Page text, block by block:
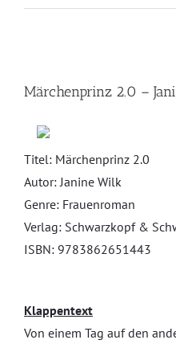
grösseres
Märchenprinz 2.0 –
Titel: Märchenprinz 2.0
Autor: Janine Wilk
Genre: Frauenroman
Verlag: Schwarzkopf &
ISBN: 9783862651443
Klappentext
Von einem Tag auf den